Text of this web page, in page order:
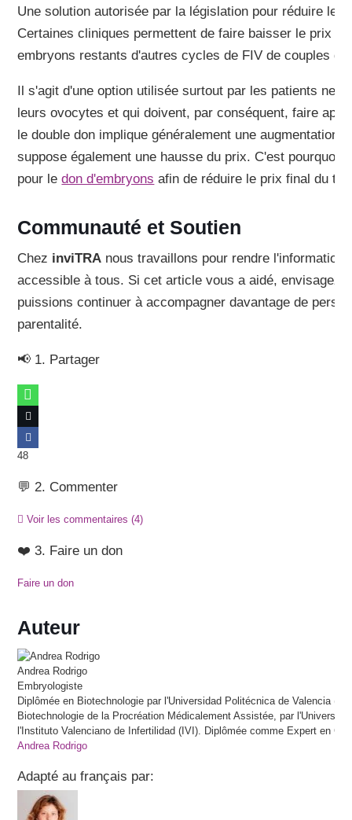
Une solution autorisée par la législation pour réduire
Certaines cliniques permettent de faire baisser le prix
embryons restants d'autres cycles de FIV de couples
Il s'agit d'une option utilisée surtout par les patients ne
leurs ovocytes et qui doivent, par conséquent, faire
le double don implique généralement une augmentation
suppose également une hausse du prix. C'est pourquoi
pour ledon d'embryons afin de réduire le prix final du
Communauté et Soutien
Chez inviTRA nous travaillons pour rendre l'information
accessible à tous. Si cet article vous a aidé, envisagez
puissions continuer à accompagner davantage de
parentalité.
📢 1. Partager
48
💬 2. Commenter
Voir les commentaires(4)
❤️ 3. Faire un don
Faire un don
Auteur
Andrea Rodrigo
Embryologiste
Diplômée en Biotechnologie par l'Universidad Politécnica de Valencia
Biotechnologie de la Procréation Médicalement Assistée, par
l'Instituto Valenciano de Infertilidad (IVI). Diplômée comme Expert en
Andrea Rodrigo
Adapté au français par: